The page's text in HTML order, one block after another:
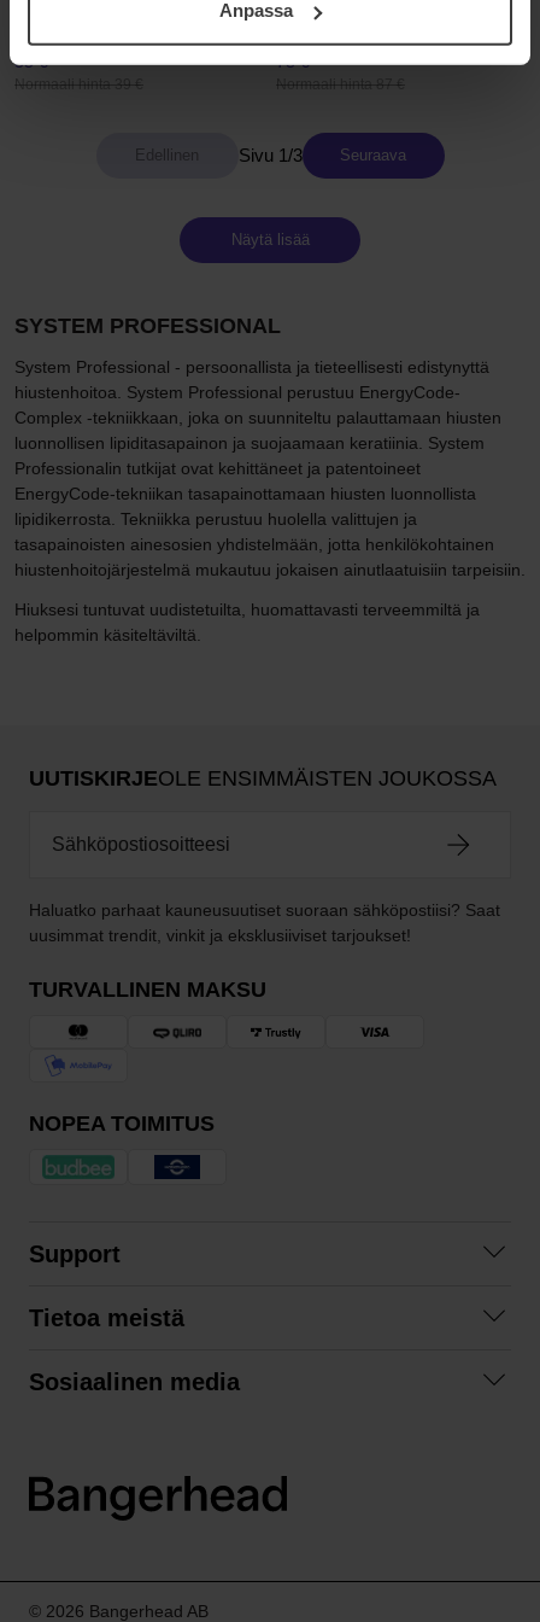
samt vår Integritetspolicy.Anpassa
35 €
Normaali hinta 39 €
78 €
Normaali hinta 87 €
Sivu 1/3 Seuraava
Näytä lisää
SYSTEM PROFESSIONAL
System Professional - persoonallista ja tieteellisesti edistynyttä
hiustenhoitoa. System Professional perustuu EnergyCode-
Complex -tekniikkaan, joka on suunniteltu palauttamaan hiusten
luonnollisen lipiditasapainon ja suojaamaan keratiinia. System
Professionalin tutkijat ovat kehittäneet ja patentoineet
EnergyCode-tekniikan tasapainottamaan hiusten luonnollista
lipidikerrosta. Tekniikka perustuu huolella valittujen ja
tasapainoisten ainesosien yhdistelmään, jotta henkilökohtainen
hiustenhoitojärjestelmä mukautuu jokaisen ainutlaatuisiin tarpeisiin.
Hiuksesi tuntuvat uudistetuilta, ​​huomattavasti terveemmiltä ja
helpommin käsiteltäviltä.
UUTISKIRJEOLE ENSIMMÄISTEN JOUKOSSA
Haluatko parhaat kauneusuutiset suoraan sähköpostiisi? Saat
uusimmat trendit, vinkit ja eksklusiiviset tarjoukset!
TURVALLINEN MAKSU
NOPEA TOIMITUS
Support
Tilausehdot
Tietoa meistä
Sosiaalinen media
LinkedIn
© 2026 Bangerhead AB